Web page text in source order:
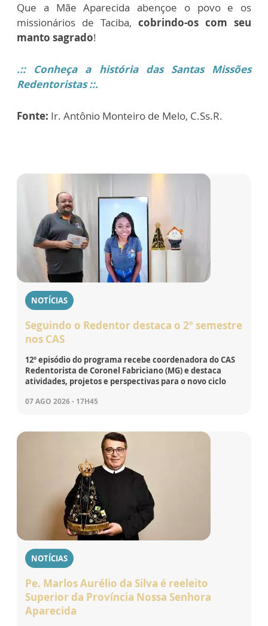
Que a Mãe Aparecida abençoe o povo e os
missionários de Taciba, cobrindo-os com seu
manto sagrado!
.:: Conheça a história das Santas Missões
Redentoristas ::.
Fonte: Ir. Antônio Monteiro de Melo, C.Ss.R.
NOTÍCIAS
Seguindo o Redentor destaca o 2º semestre
nos CAS
12º episódio do programa recebe coordenadora do CAS
Redentorista de Coronel Fabriciano (MG) e destaca
atividades, projetos e perspectivas para o novo ciclo
07 AGO 2026 - 17H45
NOTÍCIAS
Pe. Marlos Aurélio da Silva é reeleito
Superior da Província Nossa Senhora
Aparecida